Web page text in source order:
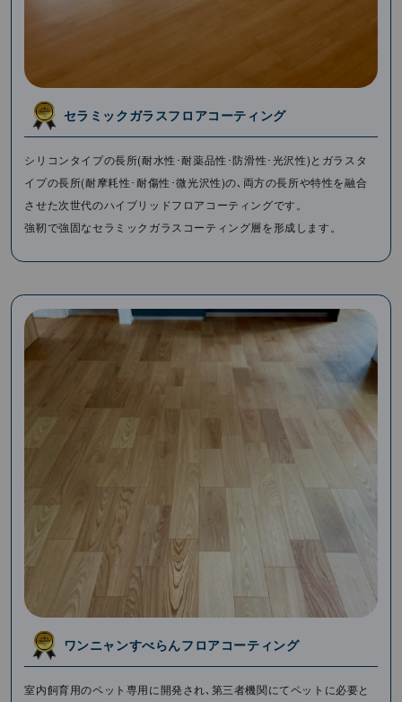
セラミックガラスフロアコーティング
シリコンタイプの⻑所(耐⽔性･耐薬品性･防滑性･光沢性)とガラスタ
イプの⻑所(耐摩耗性･耐傷性･微光沢性)の､両⽅の⻑所や特性を融合
させた次世代のハイブリッドフロアコーティングです。
強靭で強固なセラミックガラスコーティング層を形成します。
ワンニャンすべらんフロアコーティング
室内飼育⽤のペット専⽤に開発され､第三者機関にてペットに必要と